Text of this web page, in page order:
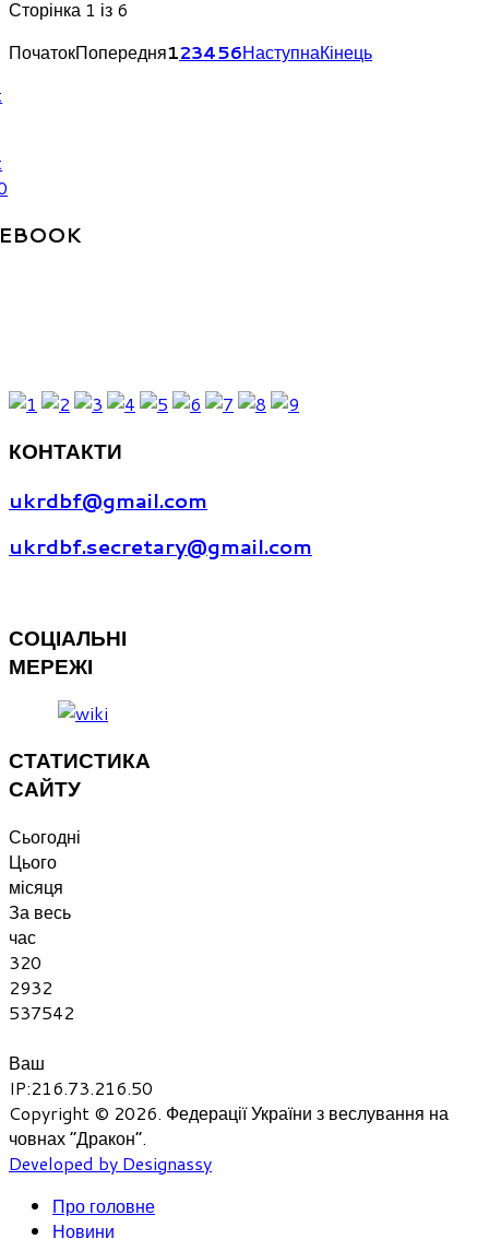
Сторінка 1 із 6
ПочатокПопередня123456НаступнаКінець
КОНТАКТИ
ukrdbf@gmail.com
ukrdbf.secretary@gmail.com
СОЦІАЛЬНІ
МЕРЕЖІ
СТАТИСТИКА
САЙТУ
Сьогодні
Цього
місяця
За весь
час
320
2932
537542
Ваш
IP:216.73.216.50
Copyright © 2026. Федерації України з веслування на
човнах “Дракон”.
Developed by Designassy
Про головне
Новини